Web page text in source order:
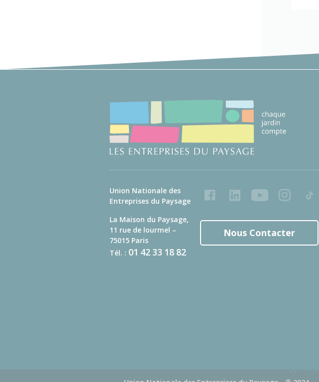
Union Nationale des
Entreprises du Paysage
La Maison du Paysage,
11 rue de lourmel –
75015 Paris
Tél. : 01 42 33 18 82
FacebookLinkedInYoutubeInstagram
Tiktok
Nous Contacter